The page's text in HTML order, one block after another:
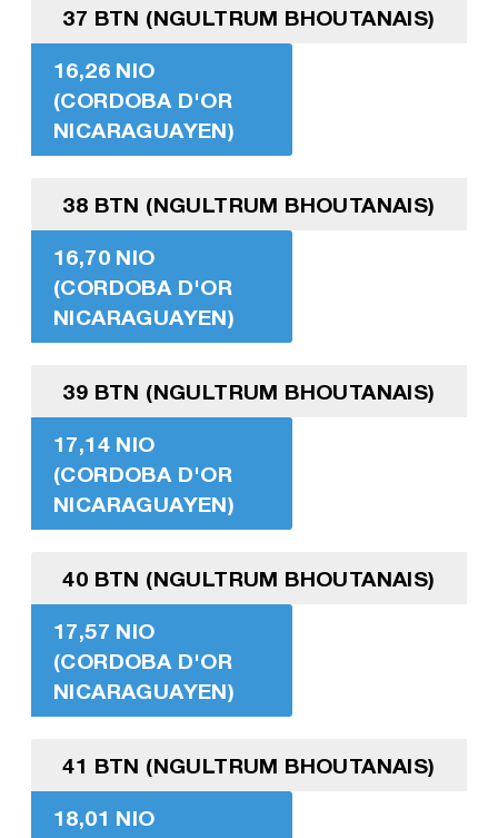
37 BTN (NGULTRUM BHOUTANAIS)
16,26 NIO
(CORDOBA D'OR
NICARAGUAYEN)
38 BTN (NGULTRUM BHOUTANAIS)
16,70 NIO
(CORDOBA D'OR
NICARAGUAYEN)
39 BTN (NGULTRUM BHOUTANAIS)
17,14 NIO
(CORDOBA D'OR
NICARAGUAYEN)
40 BTN (NGULTRUM BHOUTANAIS)
17,57 NIO
(CORDOBA D'OR
NICARAGUAYEN)
41 BTN (NGULTRUM BHOUTANAIS)
18,01 NIO